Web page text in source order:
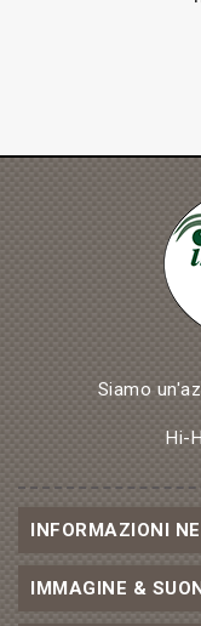
Siamo
Hi-
INFORMAZIONI
IMMAGINE &